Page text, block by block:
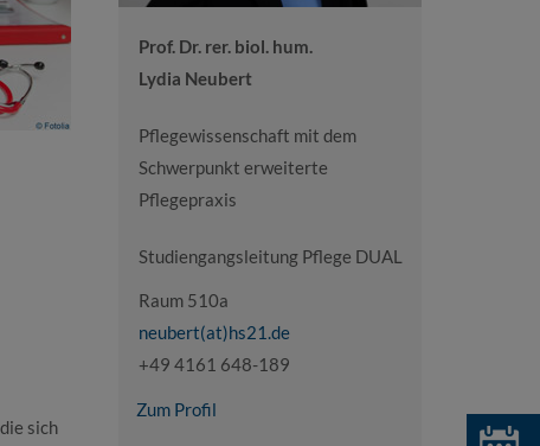
sich
Prof. Dr. rer. biol. hum.
Lydia Neubert
Pflegewissenschaft mit dem
Schwerpunkt erweiterte
Pflegepraxis
Studiengangsleitung Pflege DUAL
Raum 510a
neubert(at)hs21.de
+49 4161 648-189
Zum Profil